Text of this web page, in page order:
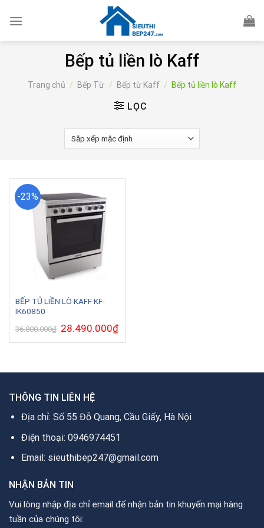
Bếp tủ liền lò Kaff
Trang chủ / Bếp Từ / Bếp từ Kaff / Bếp tủ liền lò Kaff
LỌC
-23%
BẾP TỦ LIỀN LÒ KAFF KF-
IK60850
36.800.000₫ Giá
gốc
là:
28.490.000₫Giá
hiện
tại
THÔNG TIN LIÊN HỆ
Địa chỉ: Số 55 Đỗ Quang, Cầu Giấy, Hà Nội
Điện thoại: 0946974451
Email: sieuthibep247@gmail.com
NHẬN BẢN TIN
Vui lòng nhập địa chỉ email để nhận bản tin khuyến mại hàng
tuần của chúng tôi: